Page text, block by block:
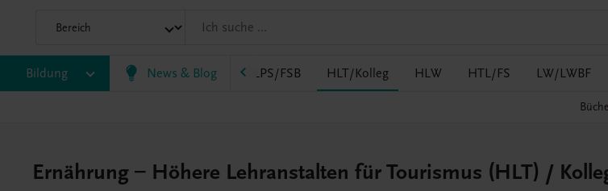
Bildung News & Blog
HAS HF/TFS HLM/HLK HLPS/FSB HLT/Kolleg HLW HTL/FS LW/LWBF
Ernährung – Höhere Lehranstalten für Tourismus (HLT) /